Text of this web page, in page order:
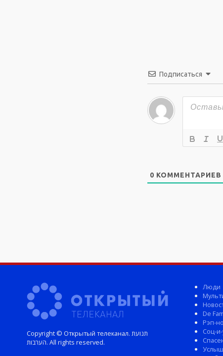
Подписаться
0 КОММЕНТАРИЕВ
Copyright © Открытый телеканал. תנועת
הערבות. All rights reserved.
Люди
De
Рэп-
Соц-